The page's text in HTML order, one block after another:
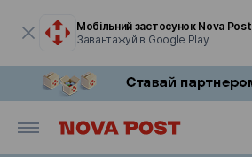
Мобільний застосунок Nova Post
Завантажуй в Google Play